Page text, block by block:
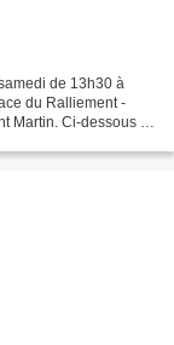
de 13h30 à
du Ralliement -
Martin. Ci-dessous le